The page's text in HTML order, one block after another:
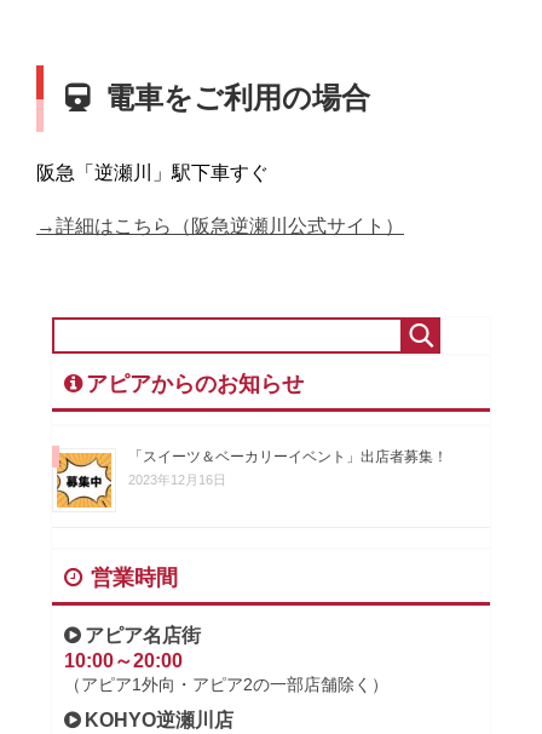
電車をご利用の場合
阪急「逆瀬川」駅下車すぐ
→詳細はこちら（阪急逆瀬川公式サイト）
アピアからのお知らせ
「スイーツ＆ベーカリーイベント」出店者募集！
2023年12月16日
営業時間
アピア名店街
10:00～20:00
（アピア1外向・アピア2の一部店舗除く）
KOHYO逆瀬川店